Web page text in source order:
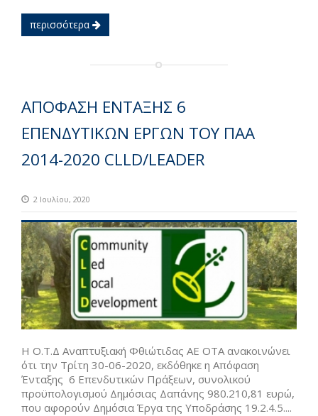
περισσότερα
ΑΠΟΦΑΣΗ ΕΝΤΑΞΗΣ 6
ΕΠΕΝΔΥΤΙΚΩΝ ΕΡΓΩΝ ΤΟΥ ΠΑΑ
2014-2020 CLLD/LEADER
2 Ιουλίου, 2020
Η Ο.Τ.Δ Αναπτυξιακή Φθιώτιδας ΑΕ ΟΤΑ ανακοινώνει
ότι την Τρίτη 30-06-2020, εκδόθηκε η Απόφαση
Ένταξης 6 Επενδυτικών Πράξεων, συνολικού
προϋπολογισμού Δημόσιας Δαπάνης 980.210,81 ευρώ,
που αφορούν Δημόσια Έργα της Υποδράσης 19.2.4.5....